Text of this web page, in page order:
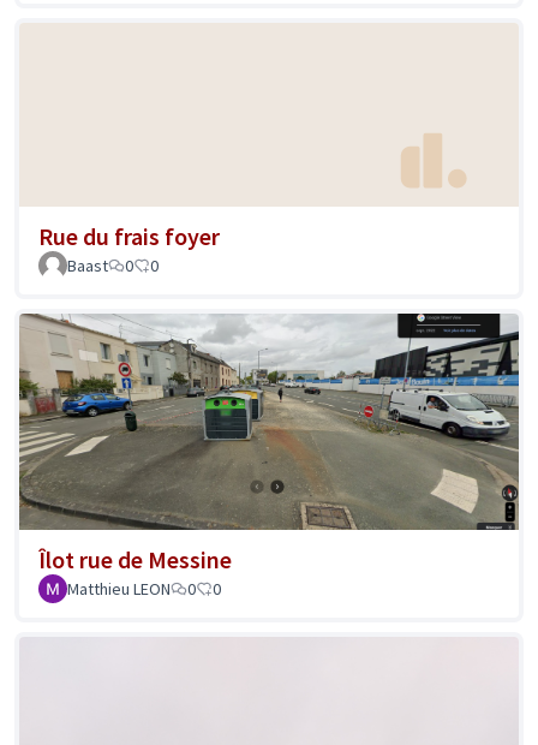
Rue du frais foyer
Baast 0 0
Îlot rue de Messine
Matthieu LEON 0 0